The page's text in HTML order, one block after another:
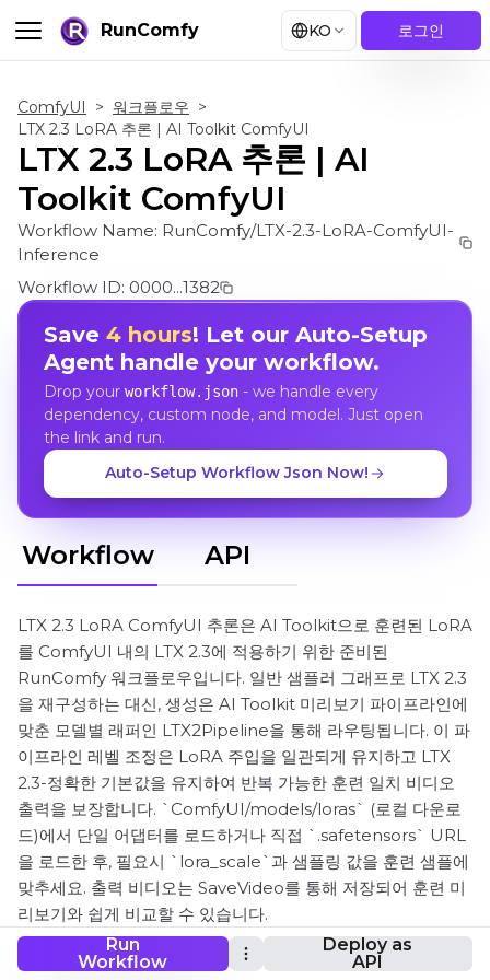
RunComfy KO 로그인
Run
Workflow
Deploy as
API
ComfyUI > 워크플로우 >
LTX 2.3 LoRA 추론 | AI Toolkit ComfyUI
LTX 2.3 LoRA 추론 | AI
Toolkit ComfyUI
Workflow Name: RunComfy/LTX-2.3-LoRA-ComfyUI-
Inference
Workflow ID: 0000...1382
Save 4 hours! Let our Auto-Setup
Agent handle your workflow.
Drop your workflow.json- we handle every
dependency, custom node, and model. Just open
the link and run.
Auto-Setup Workflow Json Now!
Workflow API
LTX 2.3 LoRA ComfyUI 추론은 AI Toolkit으로 훈련된 LoRA
를 ComfyUI 내의 LTX 2.3에 적용하기 위한 준비된
RunComfy 워크플로우입니다. 일반 샘플러 그래프로 LTX 2.3
을 재구성하는 대신, 생성은 AI Toolkit 미리보기 파이프라인에
맞춘 모델별 래퍼인 LTX2Pipeline을 통해 라우팅됩니다. 이 파
이프라인 레벨 조정은 LoRA 주입을 일관되게 유지하고 LTX
2.3-정확한 기본값을 유지하여 반복 가능한 훈련 일치 비디오
출력을 보장합니다. `ComfyUI/models/loras` (로컬 다운로
드)에서 단일 어댑터를 로드하거나 직접 `.safetensors` URL
을 로드한 후, 필요시 `lora_scale`과 샘플링 값을 훈련 샘플에
맞추세요. 출력 비디오는 SaveVideo를 통해 저장되어 훈련 미
리보기와 쉽게 비교할 수 있습니다.